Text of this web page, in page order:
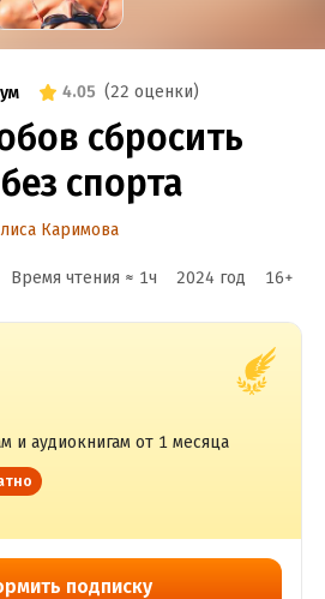
4.05 (22 оценки)
сбросить
спорта
Каримова
Время чтения ≈ 1ч 2024 год 16+
и аудиокнигам от 1 месяца
подписку